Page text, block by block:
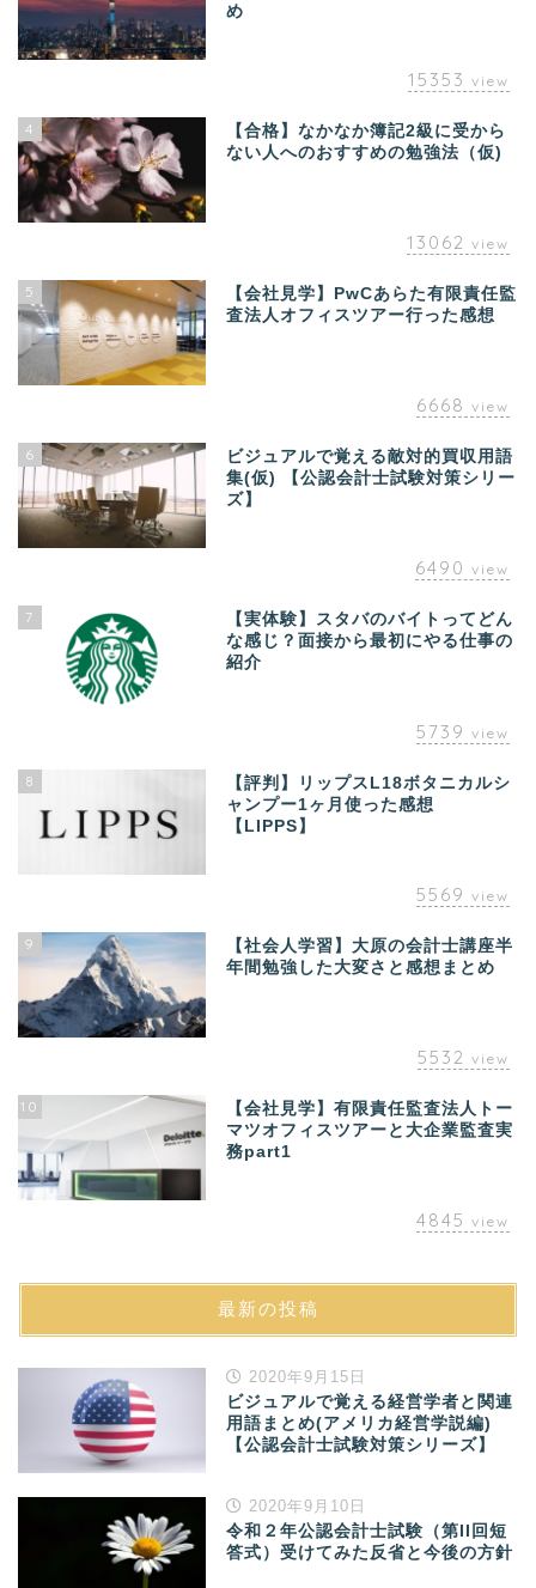
め
15353 view
4
【合格】なかなか簿記2級に受から
ない人へのおすすめの勉強法（仮)
13062 view
5
【会社見学】PwCあらた有限責任監
査法人オフィスツアー行った感想
6668 view
6
ビジュアルで覚える敵対的買収用語
集(仮) 【公認会計士試験対策シリー
ズ】
6490 view
7
【実体験】スタバのバイトってどん
な感じ？面接から最初にやる仕事の
紹介
5739 view
8
【評判】リップスL18ボタニカルシ
ャンプー1ヶ月使った感想
【LIPPS】
5569 view
9
【社会人学習】大原の会計士講座半
年間勉強した大変さと感想まとめ
5532 view
10
【会社見学】有限責任監査法人トー
マツオフィスツアーと大企業監査実
務part1
4845 view
最新の投稿
2020年9月15日
ビジュアルで覚える経営学者と関連
用語まとめ(アメリカ経営学説編)
【公認会計士試験対策シリーズ】
2020年9月10日
令和２年公認会計士試験（第II回短
答式）受けてみた反省と今後の方針